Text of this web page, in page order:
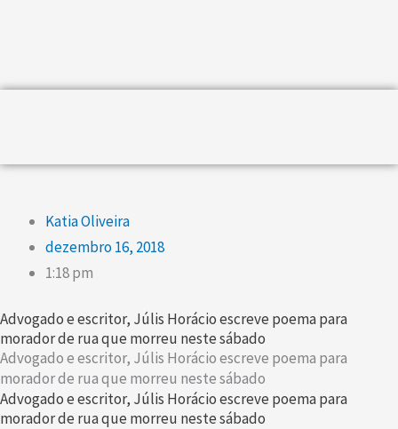
Katia Oliveira
dezembro 16, 2018
1:18 pm
Advogado e escritor, Júlis Horácio escreve poema para
morador de rua que morreu neste sábado
Advogado e escritor, Júlis Horácio escreve poema para
morador de rua que morreu neste sábado
Advogado e escritor, Júlis Horácio escreve poema para
morador de rua que morreu neste sábado